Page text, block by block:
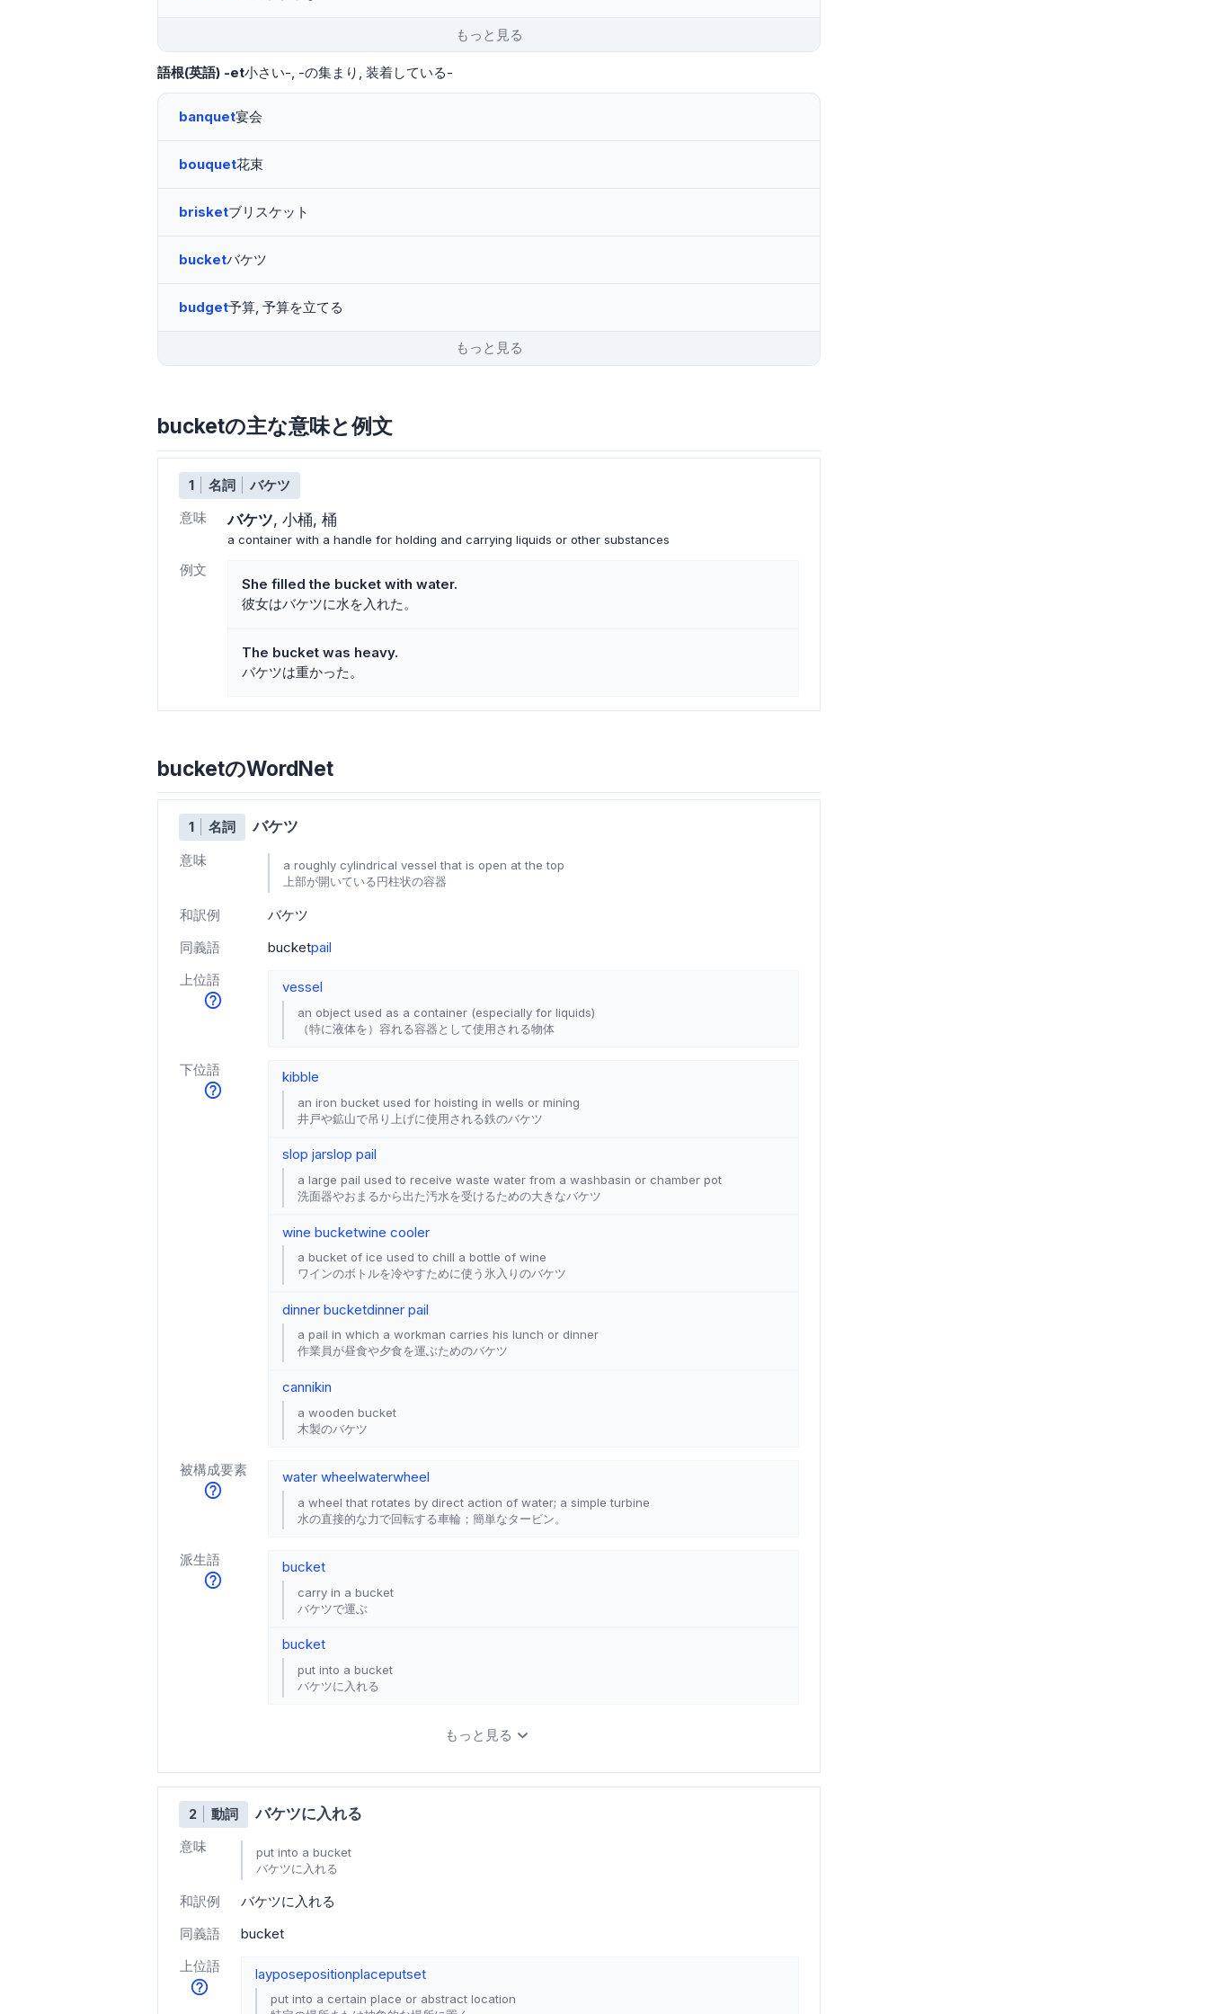
もっと見る
語根(英語) -et小さい- -の集まり 装着している-
banquet宴会
bouquet花束
brisketブリスケット
bucketバケツ
budget予算, 予算を立てる
もっと見る
bucketの主な意味と例文
1 名詞
バケツ
意味
バケツ 小桶 桶
a container with a handle for holding and carrying liquids or other substances
例文
She filled the bucket with water.
彼女はバケツに水を入れた。
The bucket was heavy.
バケツは重かった。
bucketのWordNet
1 名詞 バケツ
意味
a roughly cylindrical vessel that is open at the top
上部が開いている円柱状の容器
和訳例
バケツ
同義語
bucketpail
上位語
vessel
an object used as a container (especially for liquids)
（特に液体を）容れる容器として使用される物体
下位語 kibble
an iron bucket used for hoisting in wells or mining
井戸や鉱山で吊り上げに使用される鉄のバケツ
slop jarslop pail
a large pail used to receive waste water from a washbasin or chamber pot
洗面器やおまるから出た汚水を受けるための大きなバケツ
wine bucketwine cooler
a bucket of ice used to chill a bottle of wine
ワインのボトルを冷やすために使う氷入りのバケツ
dinner bucketdinner pail
a pail in which a workman carries his lunch or dinner
作業員が昼食や夕食を運ぶためのバケツ
cannikin
a wooden bucket
木製のバケツ
被構成要素 water wheelwaterwheel
a wheel that rotates by direct action of water; a simple turbine
水の直接的な力で回転する車輪；簡単なタービン。
派生語 bucket
carry in a bucket
バケツで運ぶ
bucket
put into a bucket
バケツに入れる
もっと見る
2 動詞 バケツに入れる
意味
put into a bucket
バケツに入れる
和訳例
バケツに入れる
同義語
bucket
上位語
layposepositionplaceputset
put into a certain place or abstract location